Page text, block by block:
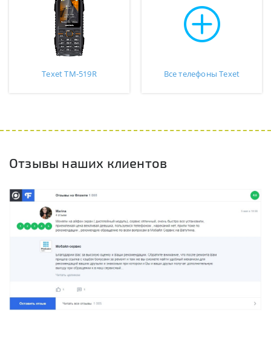
Texet TM-519R Все телефоны Texet
Отзывы наших клиентов